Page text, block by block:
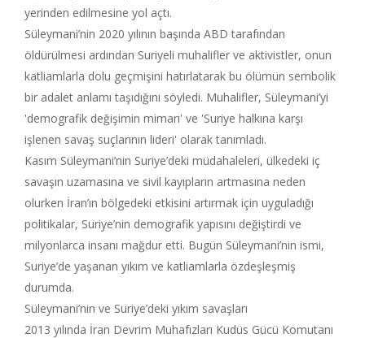
yerinden edilmesine yol açtı.
Süleymani’nin 2020 yılının başında ABD tarafından
öldürülmesi ardından Suriyeli muhalifler ve aktivistler, onun
katliamlarla dolu geçmişini hatırlatarak bu ölümün sembolik
bir adalet anlamı taşıdığını söyledi. Muhalifler, Süleymani’yi
'demografik değişimin mimarı' ve 'Suriye halkına karşı
işlenen savaş suçlarının lideri' olarak tanımladı.
Kasım Süleymani’nin Suriye’deki müdahaleleri, ülkedeki iç
savaşın uzamasına ve sivil kayıpların artmasına neden
olurken İran’ın bölgedeki etkisini artırmak için uyguladığı
politikalar, Suriye’nin demografik yapısını değiştirdi ve
milyonlarca insanı mağdur etti. Bugün Süleymani’nin ismi,
Suriye’de yaşanan yıkım ve katliamlarla özdeşleşmiş
durumda.
Süleymani’nin ve Suriye’deki yıkım savaşları
2013 yılında İran Devrim Muhafızları Kudüs Gücü Komutanı